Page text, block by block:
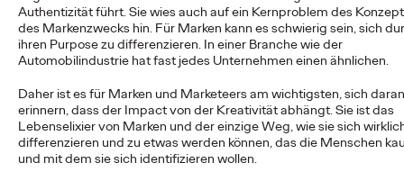
Authentizität führt. Sie wies auch auf ein Kernproblem des
des Markenzwecks hin. Für Marken kann es schwierig sein, sich
ihren Purpose zu differenzieren. In einer Branche wie der
Automobilindustrie hat fast jedes Unternehmen einen ähnlichen.
Daher ist es für Marken und Marketeers am wichtigsten, sich
erinnern, dass der Impact von der Kreativität abhängt. Sie ist das
Lebenselixier von Marken und der einzige Weg, wie sie sich
differenzieren und zu etwas werden können, das die Menschen
und mit dem sie sich identifizieren wollen.
Carsten Becker 01/06/2026
Germany GmbH bereits seit Längerem im Bereich Public
Relations betreut, präsentiert nach dem…
More→